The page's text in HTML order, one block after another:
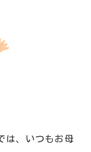
は、いつもお母